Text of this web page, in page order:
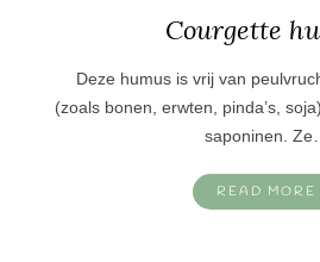
Courgette
Deze humus is vrij van
(zoals bonen, erwten, pinda’s,
saponinen. Ze…
READ MORE